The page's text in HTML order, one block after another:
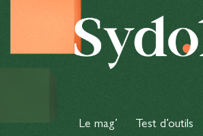
Le mag’ Test d’outils